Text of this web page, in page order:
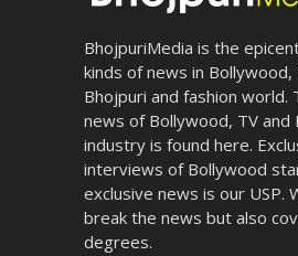
BhojpuriMedia is the
kinds of news in Bollywood,
Bhojpuri and fashion world.
news of Bollywood, TV and
industry is found here.
interviews of Bollywood
exclusive news is our USP.
break the news but also
degrees.